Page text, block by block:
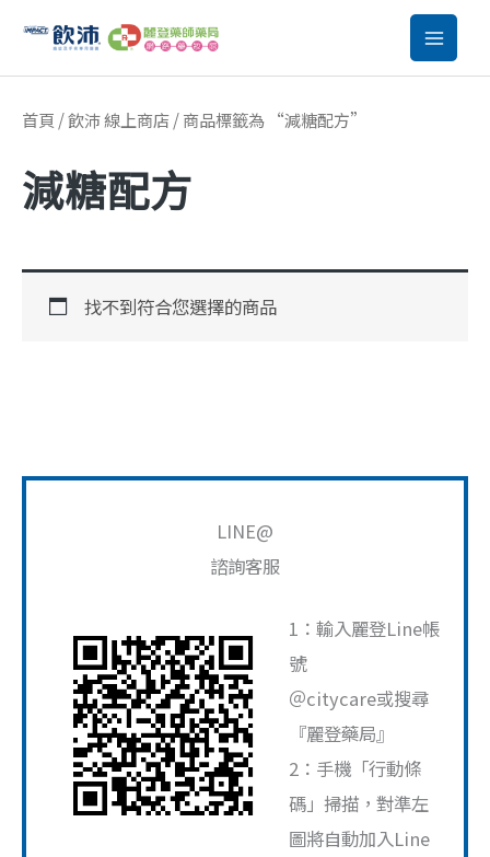
主
首頁 /飲沛 線上商店/ 商品標籤為 “減糖配方”
減糖配方
找不到符合您選擇的商品
LINE@
諮詢客服
1：輸入麗登Line帳
號
＠citycare或搜尋
『麗登藥局』
2：手機「行動條
碼」掃描，對準左
圖將自動加入Line